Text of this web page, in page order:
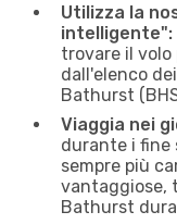
Utilizza la
intelligente":
trovare il
dall'elenco
Bathurst
Viaggia nei
durante i
sempre più
vantaggiose,
Bathurst